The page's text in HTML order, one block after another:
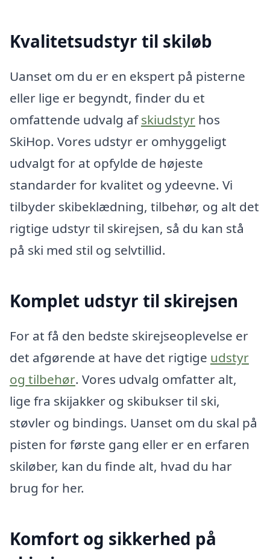
Kvalitetsudstyr til skiløb
Uanset om du er en ekspert på pisterne
eller lige er begyndt, finder du et
omfattende udvalg afskiudstyr hos
SkiHop. Vores udstyr er omhyggeligt
udvalgt for at opfylde de højeste
standarder for kvalitet og ydeevne. Vi
tilbyder skibeklædning, tilbehør, og alt det
rigtige udstyr til skirejsen, så du kan stå
på ski med stil og selvtillid.
Komplet udstyr til skirejsen
For at få den bedste skirejseoplevelse er
det afgørende at have det rigtige udstyr
og tilbehør. Vores udvalg omfatter alt,
lige fra skijakker og skibukser til ski,
støvler og bindings. Uanset om du skal på
pisten for første gang eller er en erfaren
skiløber, kan du finde alt, hvad du har
brug for her.
Komfort og sikkerhed på